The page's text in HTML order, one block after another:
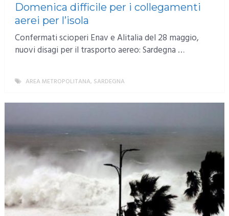
Domenica difficile per i collegamenti
aerei per l’isola
Confermati scioperi Enav e Alitalia del 28 maggio,
nuovi disagi per il trasporto aereo: Sardegna …
AREA METROPOLITANA, SARDEGNA